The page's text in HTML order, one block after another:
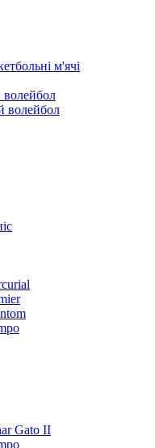
м'ячі
волейбол
Gato II